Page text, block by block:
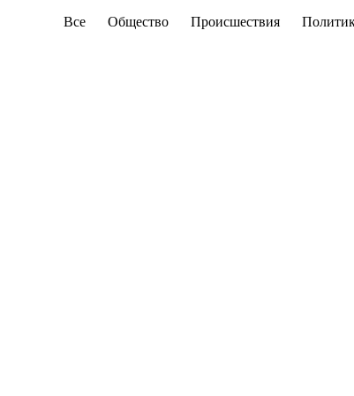
Все Общество Происшествия